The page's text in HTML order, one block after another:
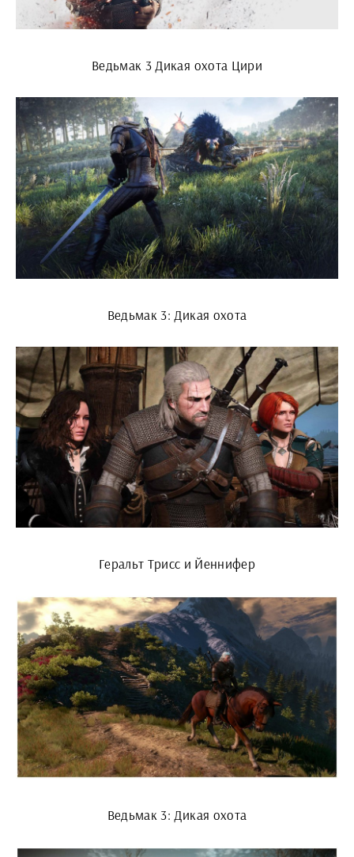
Ведьмак 3 Дикая охота Цири
Ведьмак 3: Дикая охота
Геральт Трисс и Йеннифер
Ведьмак 3: Дикая охота